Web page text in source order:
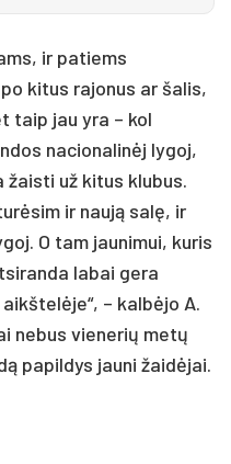
ir patiems
kitus rajonus ar šalis,
taip jau yra – kol
nacionalinėj lygoj,
žaisti už kitus klubus.
ir naują salę, ir
O tam jaunimui, kuris
labai gera
– kalbėjo A.
nebus vienerių metų
papildys jauni žaidėjai.